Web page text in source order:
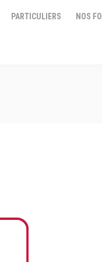
PARTICULIERS NOS
PARTICULIERS NOS